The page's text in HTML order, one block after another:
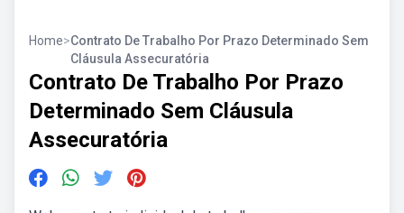
Home>Contrato De Trabalho Por Prazo Determinado Sem
Cláusula Assecuratória
Contrato De Trabalho Por Prazo
Determinado Sem Cláusula
Assecuratória